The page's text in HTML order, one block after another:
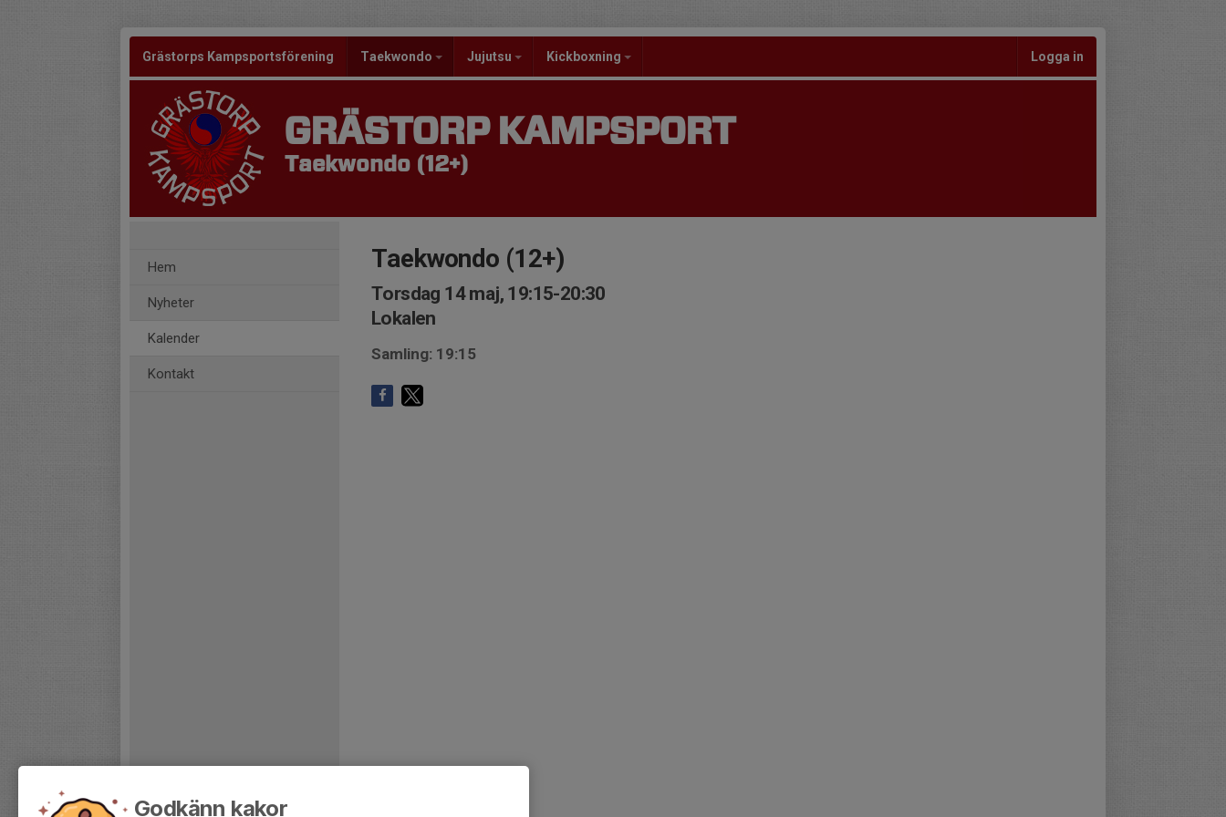
Grästorps Kampsportsförening Taekwondo Jujutsu Kickboxning Logga in
GRÄSTORP KAMPSPORT
Taekwondo (12+)
Hem
Nyheter
Kalender
Kontakt
Taekwondo (12+)
Torsdag 14 maj, 19:15-20:30
Lokalen
Samling: 19:15
Godkänn kakor